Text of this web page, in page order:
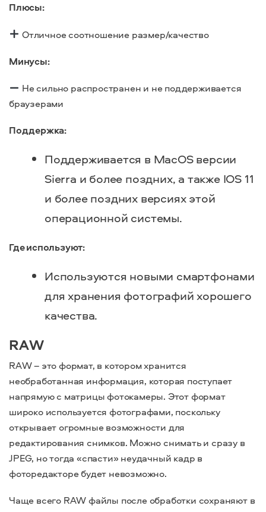
Плюсы:
Отличное соотношение размер/качество
Минусы:
Не сильно распространен и не поддерживается
браузерами
Поддержка:
Поддерживается в MacOS версии
Sierra и более поздних, а также IOS 11
и более поздних версиях этой
операционной системы.
Где используют:
Используются новыми смартфонами
для хранения фотографий хорошего
качества.
RAW
RAW – это формат, в котором хранится
необработанная информация, которая поступает
напрямую с матрицы фотокамеры. Этот формат
широко используется фотографами, поскольку
открывает огромные возможности для
редактирования снимков. Можно снимать и сразу в
JPEG, но тогда «спасти» неудачный кадр в
фоторедакторе будет невозможно.
Чаще всего RAW файлы после обработки сохраняют в